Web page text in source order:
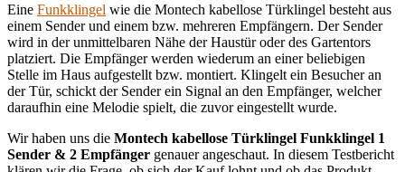
Eine Funkklingel wie die Montech kabellose Türklingel besteht aus
einem Sender und einem bzw. mehreren Empfängern. Der Sender
wird in der unmittelbaren Nähe der Haustür oder des Gartentors
platziert. Die Empfänger werden wiederum an einer beliebigen
Stelle im Haus aufgestellt bzw. montiert. Klingelt ein Besucher an
der Tür, schickt der Sender ein Signal an den Empfänger, welcher
daraufhin eine Melodie spielt, die zuvor eingestellt wurde.
Wir haben uns die Montech kabellose Türklingel Funkklingel 1
Sender & 2 Empfänger genauer angeschaut. In diesem Testbericht